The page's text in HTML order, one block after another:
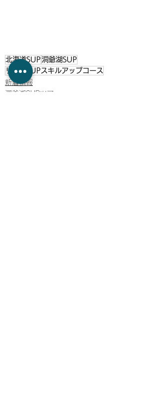
北海道SUP洞爺湖SUP
リバーSUPスキルアップコース
新着情報
洞爺湖SUPツアー